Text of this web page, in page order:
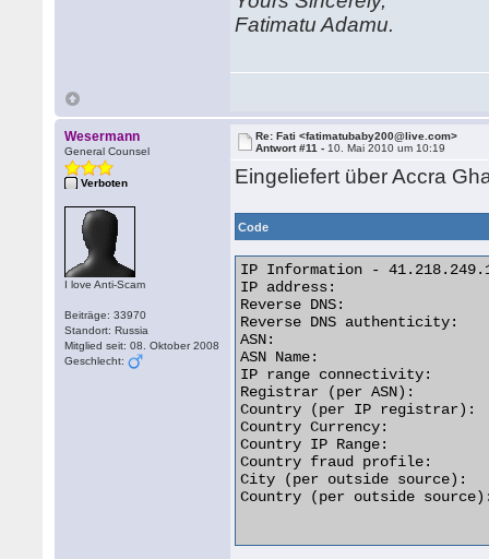
Fatimatu Adamu.
Wesermann
General Counsel
Verboten
I love Anti-Scam
Beiträge: 33970
Standort: Russia
Mitglied seit: 08. Oktober 2008
Geschlecht:
Re: Fati <fatimatubaby200@live.com>
Antwort #11 - 10. Mai 2010 um 10:19
Eingeliefert über Accra
Code
IP Information -
IP address:
Reverse DNS:
Reverse DNS authenticity:
ASN:
ASN Name:
IP range connectivity:
Registrar (per ASN):
Country (per IP registrar):
Country Currency:
Country IP Range:
Country fraud profile:
City (per outside source):
Country (per outside